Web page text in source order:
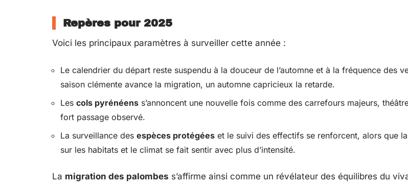
Repères pour 2025
Voici les principaux paramètres à surveiller cette année :
Le calendrier du départ reste suspendu à la douceur de l’automne et à la fréquence des
saison clémente avance la migration, un automne capricieux la retarde.
Les cols pyrénéens s’annoncent une nouvelle fois comme des carrefours majeurs,
fort passage observé.
La surveillance des espèces protégées et le suivi des effectifs se renforcent, alors que
sur les habitats et le climat se fait sentir avec plus d’intensité.
La migration des palombes s’affirme ainsi comme un révélateur des équilibres du